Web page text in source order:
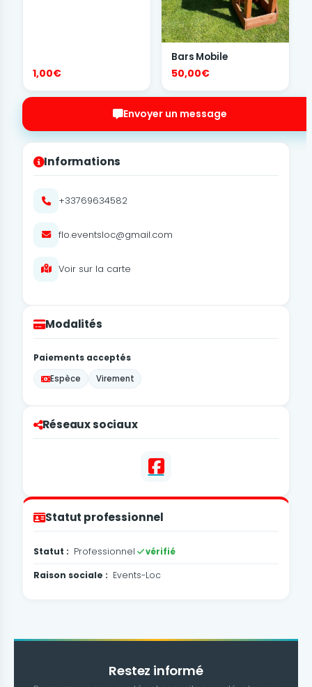
1,00€
Bars Mobile
50,00€
Envoyer un message
Informations
+33769634582
flo.eventsloc@gmail.com
Voir sur la carte
Modalités
Paiements acceptés
Espèce
Virement
Réseaux sociaux
Statut professionnel
Statut : Professionnel vérifié
Raison sociale : Events-Loc
Restez informé